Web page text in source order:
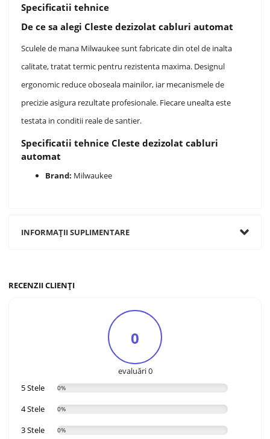
Specificatii tehnice
De ce sa alegi Cleste dezizolat cabluri automat
Sculele de mana Milwaukee sunt fabricate din otel de inalta
calitate, tratat termic pentru rezistenta maxima. Designul
ergonomic reduce oboseala mainilor, iar mecanismele de
precizie asigura rezultate profesionale. Fiecare unealta este
testata in conditii reale de santier.
Specificatii tehnice Cleste dezizolat cabluri
automat
Brand: Milwaukee
INFORMAȚII SUPLIMENTARE
RECENZII CLIENȚI
0
evaluări 0
5 Stele
0%
4 Stele 0%
3 Stele 0%